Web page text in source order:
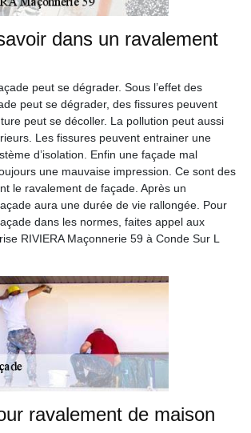
dans un ravalement
peut se dégrader. Sous l’effet des
peut se dégrader, des fissures peuvent
peut se décoller. La pollution peut aussi
Les fissures peuvent entrainer une
d’isolation. Enfin une façade mal
une mauvaise impression. Ce sont des
le ravalement de façade. Après un
aura une durée de vie rallongée. Pour
dans les normes, faites appel aux
RIVIERA Maçonnerie 59 à Conde Sur L
ravalement de maison